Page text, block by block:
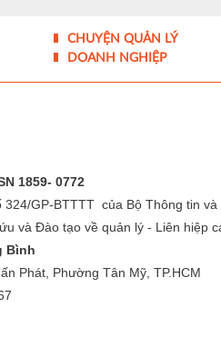
CHUYỆN QUẢN LÝ
DOANH NGHIỆP
1859- 0772
GP-BTTTT của Bộ Thông tin
và Đào tạo về quản lý - Liên hiệp
Bình
Phát, Phường Tân Mỹ, TP.HCM